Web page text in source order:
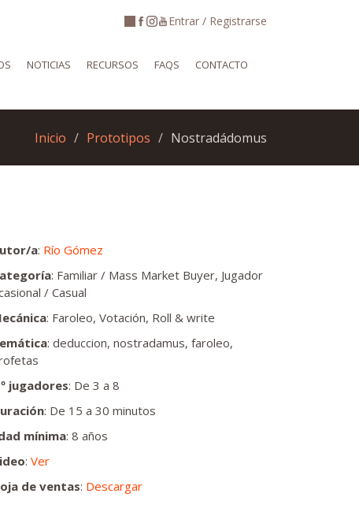
Entrar / Registrarse
NOTICIAS RECURSOS FAQS CONTACTO
Inicio Prototipos Nostradádomus
a: Río Gómez
: Familiar / Mass Market Buyer, Jugador
/ Casual
: Faroleo, Votación, Roll & write
: deduccion, nostradamus, faroleo,
jugadores: De 3 a 8
: De 15 a 30 minutos
mínima: 8 años
: Ver
de ventas: Descargar